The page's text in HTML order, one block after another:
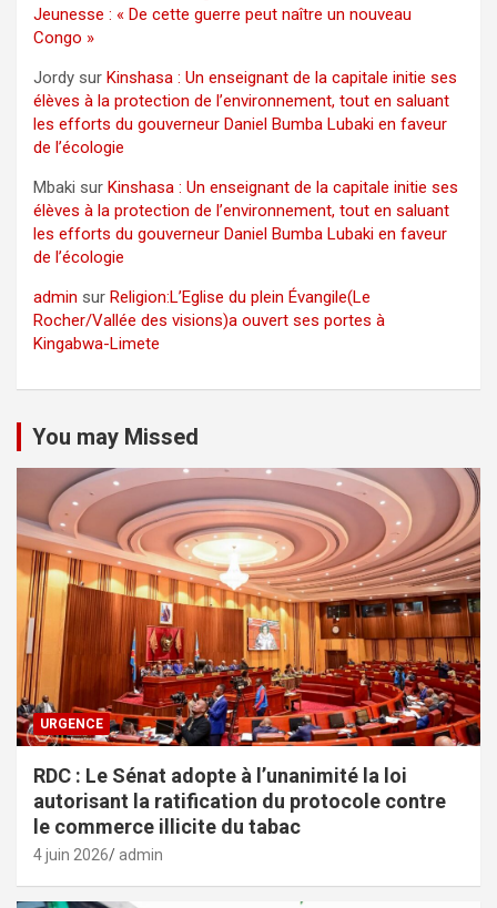
Jeunesse : « De cette guerre peut naître un nouveau
Congo »
Jordy sur Kinshasa : Un enseignant de la capitale initie ses
élèves à la protection de l’environnement, tout en saluant
les efforts du gouverneur Daniel Bumba Lubaki en faveur
de l’écologie
Mbaki sur Kinshasa : Un enseignant de la capitale initie ses
élèves à la protection de l’environnement, tout en saluant
les efforts du gouverneur Daniel Bumba Lubaki en faveur
de l’écologie
admin sur Religion:L’Eglise du plein Évangile(Le
Rocher/Vallée des visions)a ouvert ses portes à
Kingabwa-Limete
You may Missed
URGENCE
RDC : Le Sénat adopte à l’unanimité la loi
autorisant la ratification du protocole contre
le commerce illicite du tabac
4 juin 2026 admin